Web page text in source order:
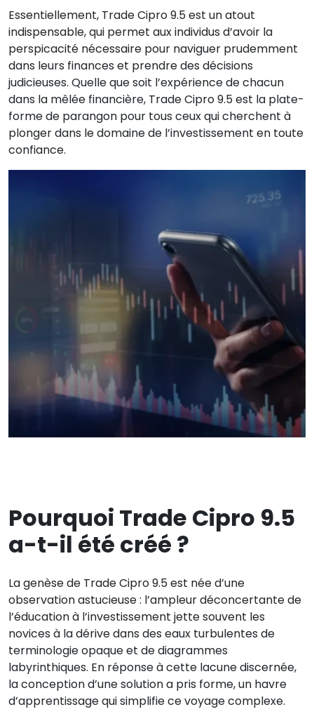
Essentiellement, Trade Cipro 9.5 est un atout
indispensable, qui permet aux individus d’avoir la
perspicacité nécessaire pour naviguer prudemment
dans leurs finances et prendre des décisions
judicieuses. Quelle que soit l’expérience de chacun
dans la mêlée financière, Trade Cipro 9.5 est la plate-
forme de parangon pour tous ceux qui cherchent à
plonger dans le domaine de l’investissement en toute
confiance.
Pourquoi Trade Cipro 9.5
a-t-il été créé ?
La genèse de Trade Cipro 9.5 est née d’une
observation astucieuse : l’ampleur déconcertante de
l’éducation à l’investissement jette souvent les
novices à la dérive dans des eaux turbulentes de
terminologie opaque et de diagrammes
labyrinthiques. En réponse à cette lacune discernée,
la conception d’une solution a pris forme, un havre
d’apprentissage qui simplifie ce voyage complexe.